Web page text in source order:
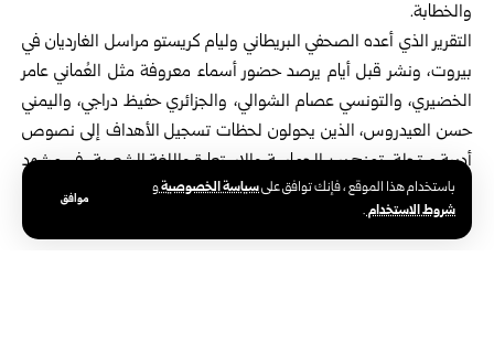
باستخدام هذا الموقع ، فإنك توافق علىسياسة الخصوصيةو
شروط الاستخدام.
موافق
والخطابة.
التقرير الذي أعده الصحفي البريطاني وليام كريستو مراسل الغارديان في
بيروت، ونشر قبل أيام يرصد حضور أسماء معروفة مثل العُماني عامر
الخضيري، والتونسي عصام الشوالي، والجزائري حفيظ دراجي، واليمني
حسن العيدروس، الذين يحولون لحظات تسجيل الأهداف إلى نصوص
أدبية مرتجلة، تمزج بين الحماسة والاستعارة واللغة الشعرية، في مشهد
يختلف عن الأسلوب الوصفي السائد في كثير من وسائل الإعلام الغربية.
صوت المعلّق ينافس سحر الأهداف